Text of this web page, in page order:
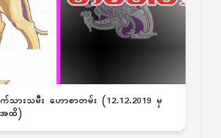
သားသမီး ဟောစာတမ်း (12.12.2019 မှ
အထိ)